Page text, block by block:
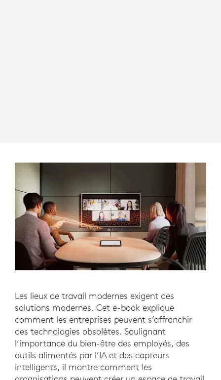
Les lieux de travail modernes exigent des
solutions modernes. Cet e-book explique
comment les entreprises peuvent s’affranchir
des technologies obsolètes. Soulignant
l’importance du bien-être des employés, des
outils alimentés par l’IA et des capteurs
intelligents, il montre comment les